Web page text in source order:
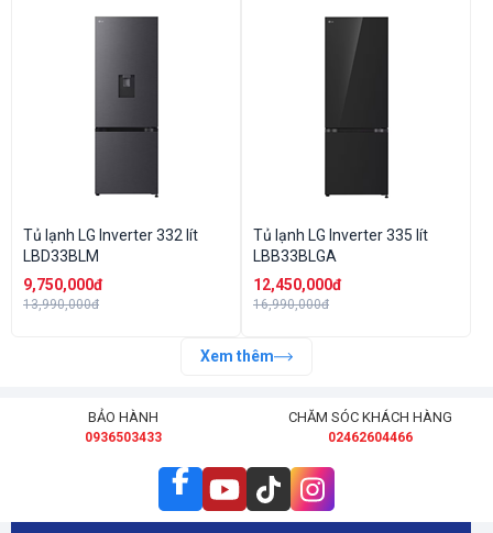
Tủ lạnh LG Inverter 332 lít
LBD33BLM
9,750,000đ
13,990,000đ
Tủ lạnh LG Inverter 335 lít
LBB33BLGA
12,450,000đ
16,990,000đ
Xem thêm
BẢO HÀNH
0936503433
CHĂM SÓC KHÁCH HÀNG
02462604466